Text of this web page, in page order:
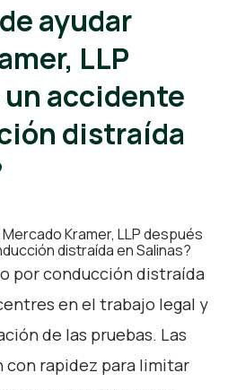
ayudar
LLP
accidente
distraída
por conducción distraída
en el trabajo legal y
de las pruebas. Las
con rapidez para limitar